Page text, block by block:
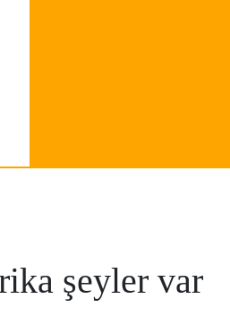
şeyler var